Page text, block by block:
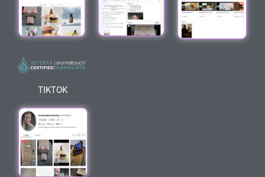
TIKTOK